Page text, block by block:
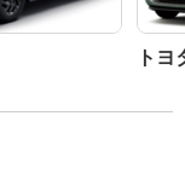
ト